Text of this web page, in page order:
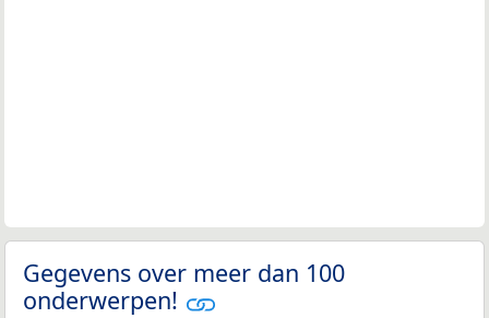
Gegevens over meer dan 100
onderwerpen!